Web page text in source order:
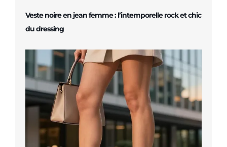
Veste noire en jean femme : l’intemporelle rock et chic
du dressing